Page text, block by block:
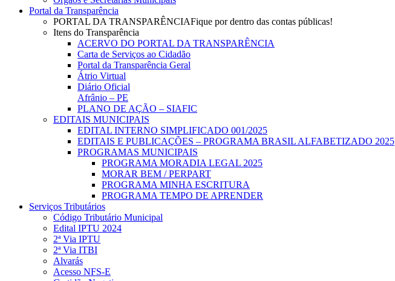
Portal da Transparência
PORTAL DA TRANSPARÊNCIAFique por dentro das contas públicas!
Itens do Transparência
ACERVO DO PORTAL DA TRANSPARÊNCIA
Carta de Serviços ao Cidadão
Portal da Transparência Geral
Átrio Virtual
Diário Oficial
Afrânio – PE
PLANO DE AÇÃO – SIAFIC
EDITAIS MUNICIPAIS
EDITAL INTERNO SIMPLIFICADO 001/2025
EDITAIS E PUBLICAÇÕES – PROGRAMA BRASIL ALFABETIZADO 2025
PROGRAMAS MUNICIPAIS
PROGRAMA MORADIA LEGAL 2025
MORAR BEM / PERPART
PROGRAMA MINHA ESCRITURA
PROGRAMA TEMPO DE APRENDER
Serviços Tributários
Código Tributário Municipal
Edital IPTU 2024
2ª Via IPTU
2ª Via ITBI
Alvarás
Acesso NFS-E